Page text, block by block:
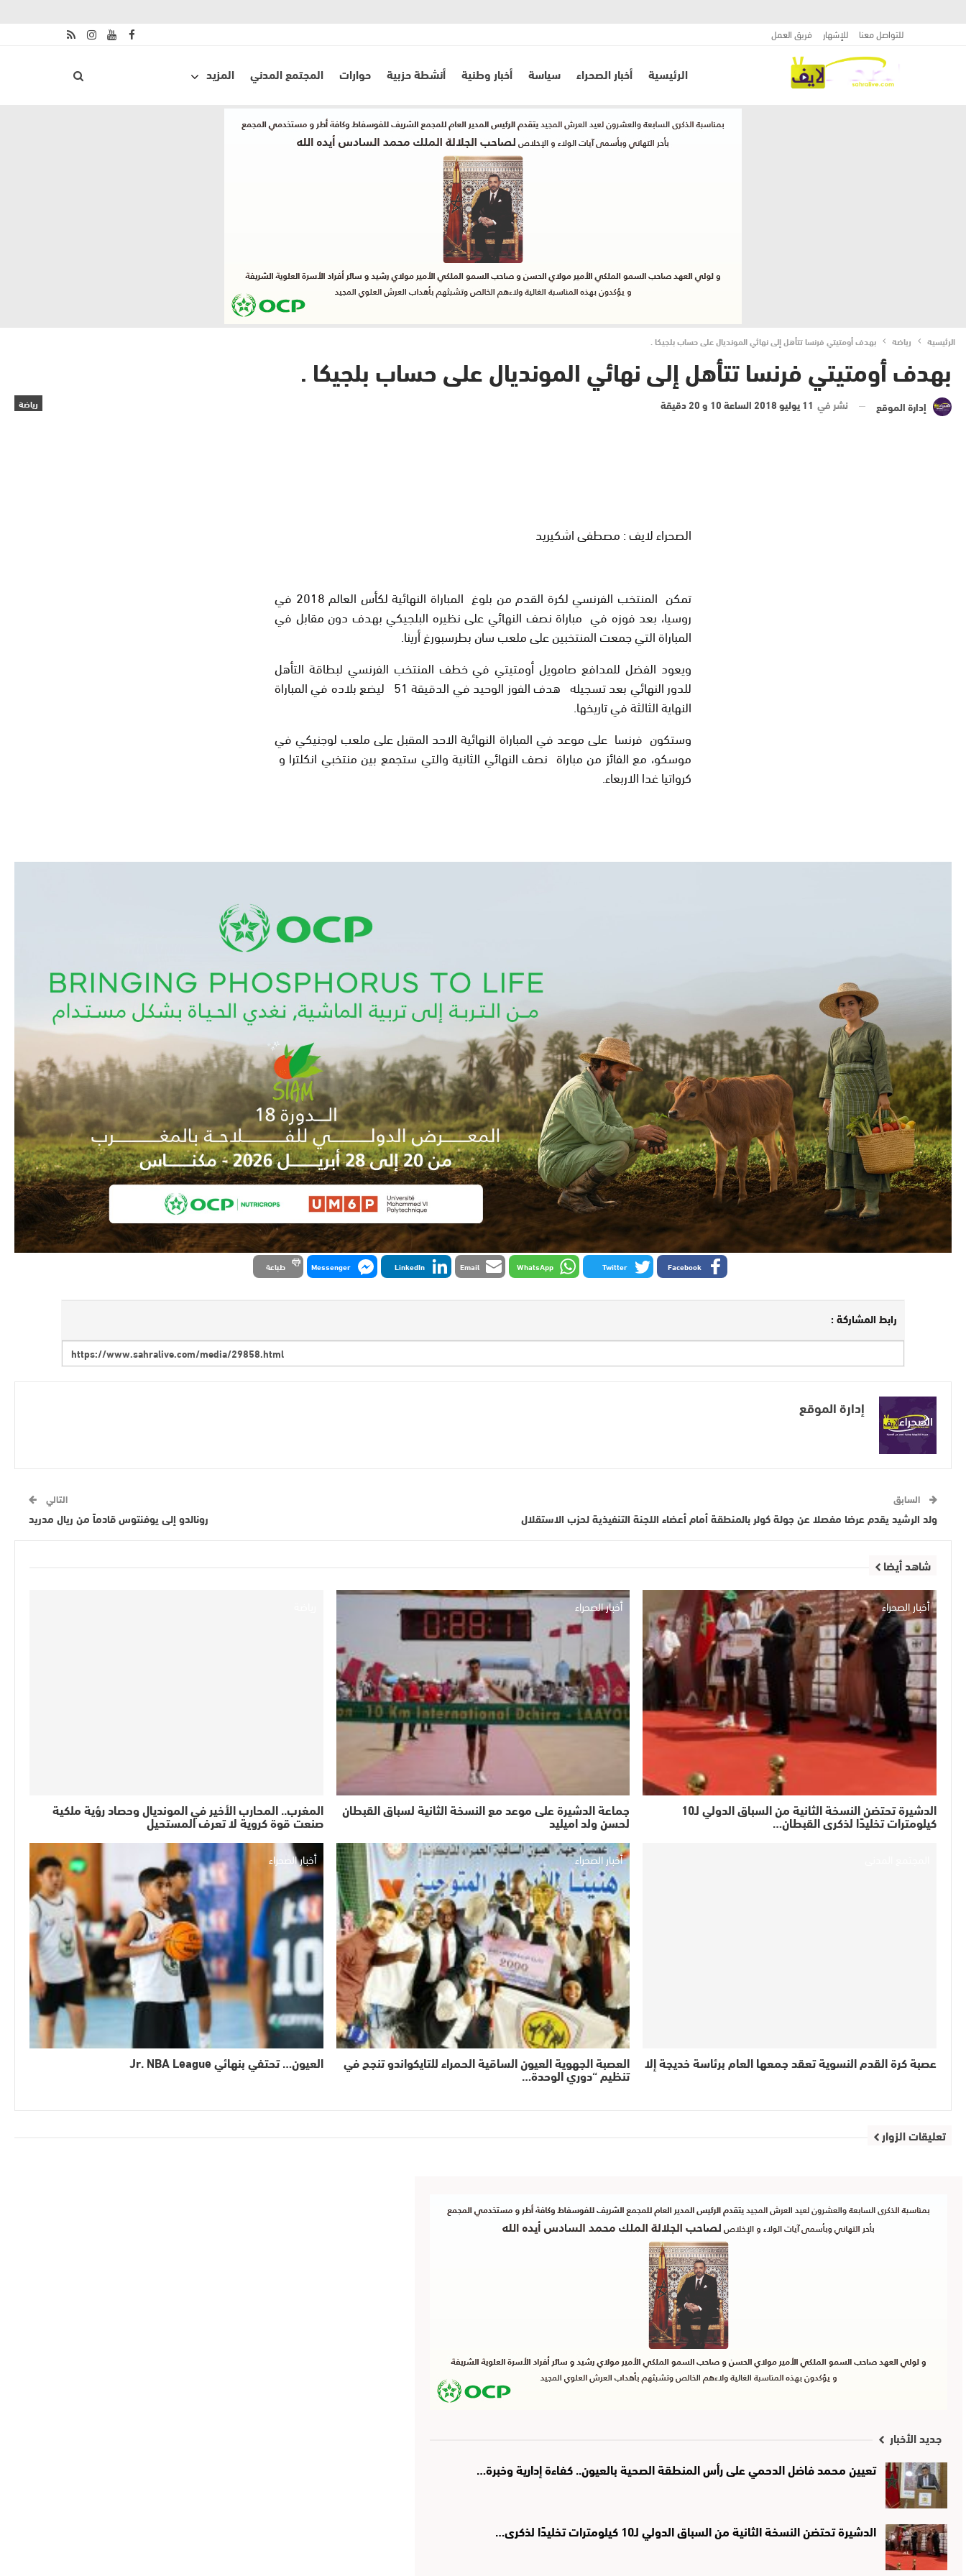
للتواصل معنا للإشهار فريق العمل
الرئيسية أخبار الصحراء سياسة أخبار وطنية أنشطة حزبية حوارات المجتمع المدني المزيد
الرئيسية رياضة بهدف أومتيتي فرنسا تتأهل إلى نهائي المونديال على حساب بلجيكا .
بهدف أومتيتي فرنسا تتأهل إلى نهائي المونديال على حساب بلجيكا .
رياضة إدارة الموقع نشر في 11 يوليو 2018 الساعة 10 و 20 دقيقة
الصحراء لايف : مصطفى اشكيريد
تمكن المنتخب الفرنسي لكرة القدم من بلوغ المباراة النهائية لكأس العالم 2018 في
روسيا، بعد فوزه في مباراة نصف النهائي على نظيره البلجيكي بهدف دون مقابل في
المباراة التي جمعت المنتخبين على ملعب سان بطرسبورغ أرينا.
ويعود الفضل للمدافع صامويل أومتيتي في خطف المنتخب الفرنسي لبطاقة التأهل
للدور النهائي بعد تسجيله هدف الفوز الوحيد في الدقيقة 51 ليضع بلاده في المباراة
النهاية الثالثة في تاريخها.
وستكون فرنسا على موعد في المباراة النهائية الاحد المقبل على ملعب لوجنيكي في
موسكو، مع الفائز من مباراة نصف النهائي الثانية والتي ستجمع بين منتخبي انكلترا و
كرواتيا غدا الاربعاء.
Facebook
Twitter
WhatsApp
Email
LinkedIn
Messenger طباعة
رابط المشاركة :
إدارة الموقع
السابق
ولد الرشيد يقدم عرضا مفصلا عن جولة كولر بالمنطقة أمام أعضاء اللجنة التنفيذية لحزب الاستقلال
التالي
رونالدو إلى يوفنتوس قادماً من ريال مدريد
شاهد أيضا
أخبار الصحراء
الدشيرة تحتضن النسخة الثانية من السباق الدولي لـ10
كيلومترات تخليدًا لذكرى القبطان…
أخبار الصحراء
جماعة الدشيرة على موعد مع النسخة الثانية لسباق القبطان
لحسن ولد اميليد
المغرب.. المحارب الأخير في المونديال وحصاد رؤية ملكية
صنعت قوة كروية لا تعرف المستحيل
عصبة كرة القدم النسوية تعقد جمعها العام برئاسة خديجة إلا
أخبار الصحراء
العصبة الجهوية العيون الساقية الحمراء للتايكواندو تنجح في
تنظيم “دوري الوحدة…
أخبار الصحراء
العيون… تحتفي بنهائي Jr. NBA League
تعليقات الزوار
جديد الأخبار
تعيين محمد فاضل الدحمي على رأس المنطقة الصحية بالعيون.. كفاءة إدارية وخبرة…
الدشيرة تحتضن النسخة الثانية من السباق الدولي لـ10 كيلومترات تخليدًا لذكرى…